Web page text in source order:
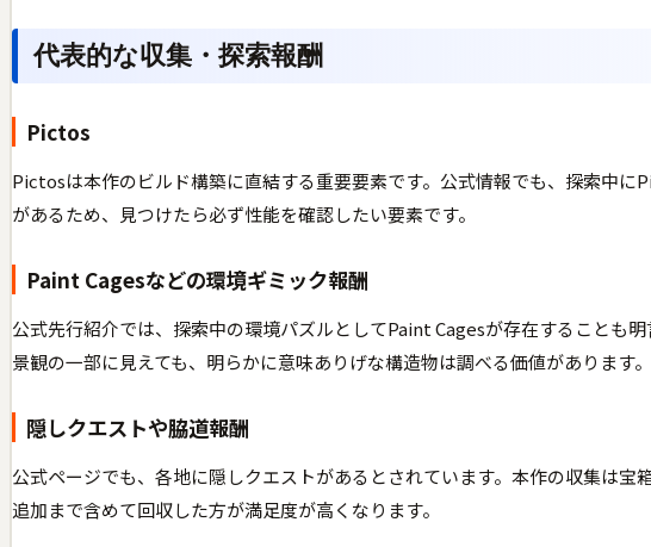
代表的な収集・探索報酬
Pictos
Pictosは本作のビルド構築に直結する重要要素です。公式情報でも、探索中
があるため、見つけたら必ず性能を確認したい要素です。
Paint Cagesなどの環境ギミック報酬
公式先行紹介では、探索中の環境パズルとしてPaint Cagesが存在することも
景観の一部に見えても、明らかに意味ありげな構造物は調べる価値があります。
隠しクエストや脇道報酬
公式ページでも、各地に隠しクエストがあるとされています。本作の収集は
追加まで含めて回収した方が満足度が高くなります。